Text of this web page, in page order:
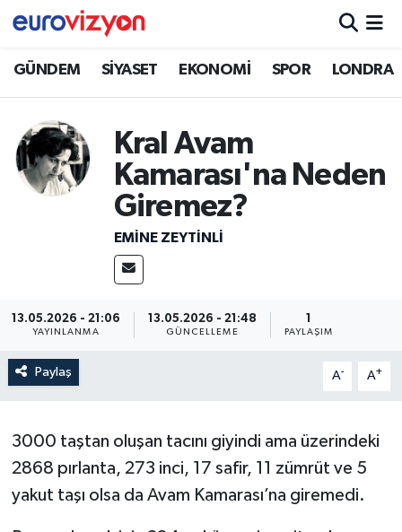
GÜNDEM SİYASET EKONOMİ SPOR LONDRA
Kral Avam
Kamarası'na Neden
Giremez?
EMINE ZEYTİNLİ
13.05.2026 - 21:06
YAYINLANMA
13.05.2026 - 21:48
GÜNCELLEME PAYLAŞIM
Paylaş A- A+
3000 taştan oluşan tacını giyindi ama üzerindeki
2868 pırlanta, 273 inci, 17 safir, 11 zümrüt ve 5
yakut taşı olsa da Avam Kamarası’na giremedi.